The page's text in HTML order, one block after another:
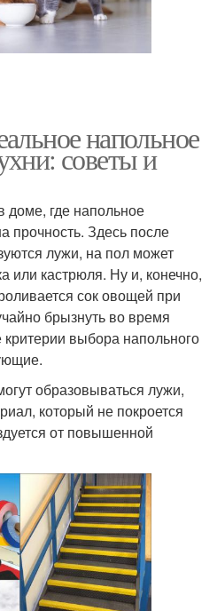
напольное
советы и
доме, где напольное
прочность. Здесь после
лужи, на пол может
или кастрюля. Ну и, конечно,
сок овощей при
брызнуть во время
выбора напольного
образовываться лужи,
который не покроется
от повышенной